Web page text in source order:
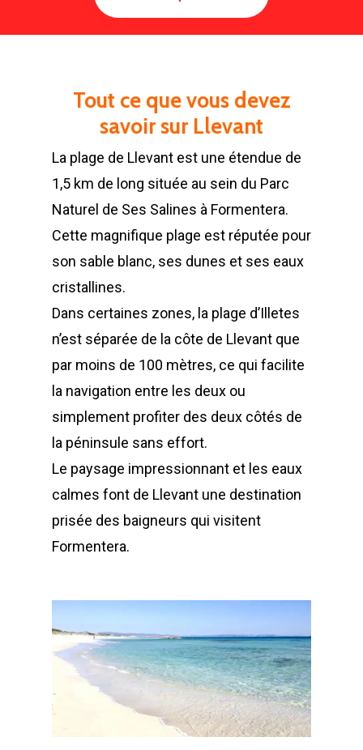
Tout ce que vous devez
savoir sur Llevant
La plage de Llevant est une étendue de
1,5 km de long située au sein du Parc
Naturel de Ses Salines à Formentera.
Cette magnifique plage est réputée pour
son sable blanc, ses dunes et ses eaux
cristallines.
Dans certaines zones, la plage d’Illetes
n’est séparée de la côte de Llevant que
par moins de 100 mètres, ce qui facilite
la navigation entre les deux ou
simplement profiter des deux côtés de
la péninsule sans effort.
Le paysage impressionnant et les eaux
calmes font de Llevant une destination
prisée des baigneurs qui visitent
Formentera.